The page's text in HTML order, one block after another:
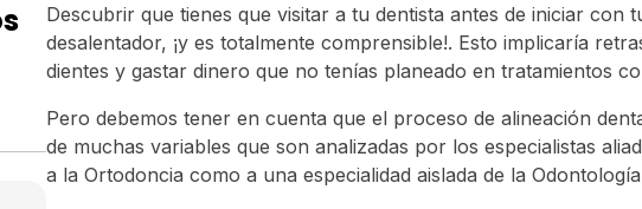
Descubrir que tienes que visitar a tu dentista antes de iniciar con
desalentador, ¡y es totalmente comprensible!. Esto implicaría
dientes y gastar dinero que no tenías planeado en tratamientos
Pero debemos tener en cuenta que el proceso de alineación
de muchas variables que son analizadas por los especialistas
a la Ortodoncia como a una especialidad aislada de la